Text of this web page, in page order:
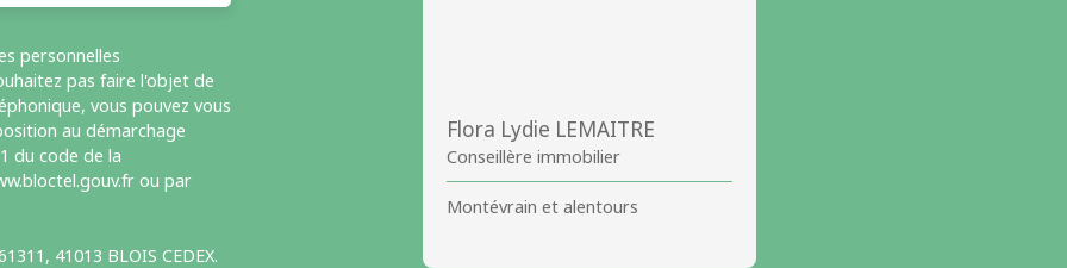
personnelles
pas faire l'objet de
vous pouvez vous
au démarchage
du code de la
ou par
41013 BLOIS CEDEX.
Flora Lydie LEMAITRE
Conseillère immobilier
Montévrain et alentours